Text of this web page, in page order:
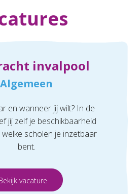
invalpool
Algemeen
en wanneer jij wilt? In de
jij zelf je beschikbaarheid
scholen je inzetbaar
bent.
vacature